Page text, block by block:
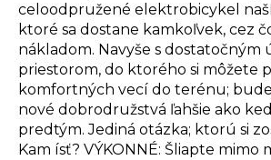
celoodpružené elektrobicykel
ktoré sa dostane kamkoľvek, cez
nákladom. Navyše s dostatočným
priestorom, do ktorého si môžete
komfortných vecí do terénu;
nové dobrodružstvá ľahšie ako
predtým. Jediná otázka; ktorú si
Kam ísť? VÝKONNÉ: Šliapte mimo